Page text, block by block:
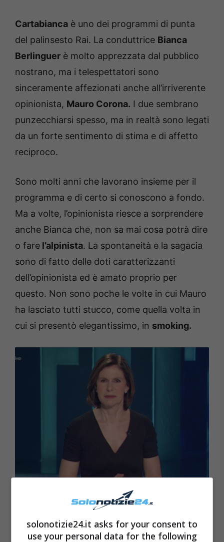
Cartabianca è uno dei programmi di punta
del palinsesto Rai. La conduttrice Bianca
Berlinguer è molto apprezzata dal pubblico
nostrano, ma i telespettatori sono
sinceramente affezionati anche all’irriverente
opinionista, Mauro Corona. I due sembrano
punzecchiarsi spesso, ma in realtà sono legati
da un forte sentimento di stima e di affetto
reciproco.
Sono molti anni che lavorano insieme per il
programma e di certo si conoscono a fondo.
Ma a volte, l’opinionista riesce a sorprendere
anche Bianca che, non sa mai cosa potrà dire
o fare l’alpinista. La spontaneità e la sagacia
sono di fatto delle doti caratterizzanti
dell’opinionista ed è amato proprio per
questo. Non sono poche le volte in cui Mauro
ha lasciato tutti stucco, come quella volta in
cui si presentò elegantissimo, in smoking.
Mauro Corona,
elegantissimo a
solonotizie24.it asks for your consent to
use your personal data for the following